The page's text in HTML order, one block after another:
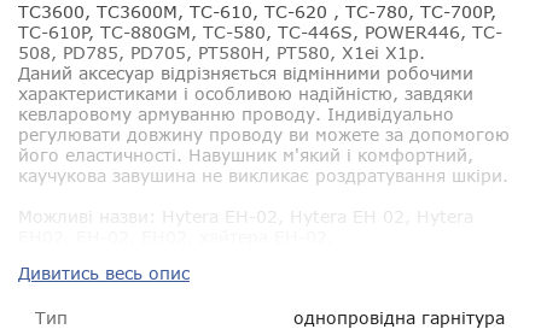
TC3600, TC3600M, TC-610, TC-620 , TC-780, TC-700P,
TC-610P, TC-880GM, TC-580, TC-446S, POWER446, TC-
508, PD785, PD705, PT580H, PT580, X1eі X1p.
Даний аксесуар відрізняється відмінними робочими
характеристиками і особливою надійністю, завдяки
кевларовому армуванню проводу. Індивідуально
регулювати довжину проводу ви можете за допомогою
його еластичності. Навушник м'який і комфортний,
каучукова завушина не викликає роздратування шкіри.
Можливі назви : Hytera EH-02, Hytera EH 02, Hytera
Дивитись весь опис
Тип однопровідна гарнітура